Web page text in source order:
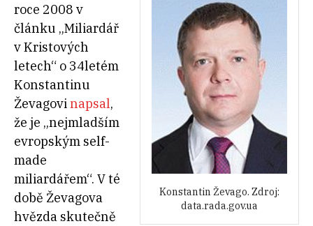
Konstantin Ževago. Zdroj:
data.rada.gov.ua
roce 2008 v
článku „Miliardář
v Kristových
letech“ o 34letém
Konstantinu
Ževagovinapsal,
že je „nejmladším
evropským self-
made
miliardářem“. V té
době Ževagova
hvězda skutečně